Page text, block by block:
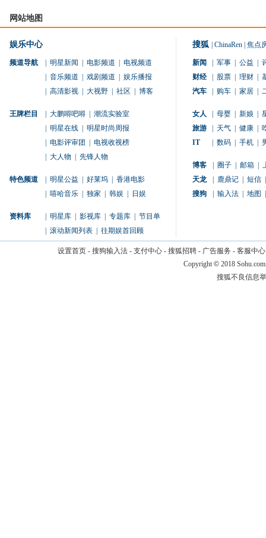
网站地图
娱乐中心
频道导航 明星新闻 电影频道
电视频道
音乐频道 戏剧频道
娱乐播报
高清影视 大视野 社区 博客
王牌栏目 大鹏嘚吧嘚
潮流实验室
明星在线
明星时尚周报
电影评审团
电视收视榜
大人物 先锋人物
特色频道 明星公益 好莱坞
香港电影
嘻哈音乐 独家 韩娱 日娱
资料库 明星库 影视库 专题库
节目单
滚动新闻列表 往期娱首回顾
搜狐 ChinaRen 焦点
新闻 军事 公益
财经
股票 理财
汽车
购车 家居
女人 母婴 新娘
旅游
天气 健康
IT
数码 手机
博客 圈子 邮箱
天龙
鹿鼎记 短信
搜狗
输入法 地图
设置首页- 搜狗输入法- 支付中心- 搜狐招聘- 广告服务 - 客服中心
Copyright © 2018
搜狐不良信息